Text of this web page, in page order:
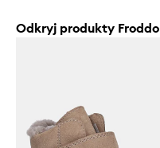
Odkryj produkty Froddo